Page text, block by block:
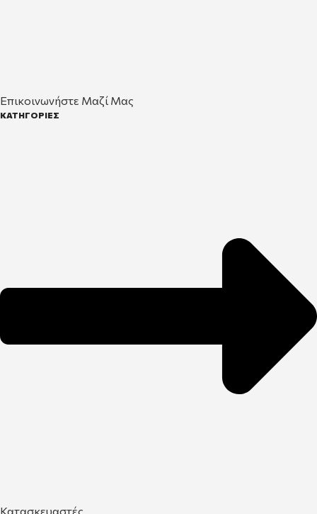
Επικοινωνήστε Μαζί Μας
ΚΑΤΗΓΟΡΙΕΣ
Κατασκευαστές